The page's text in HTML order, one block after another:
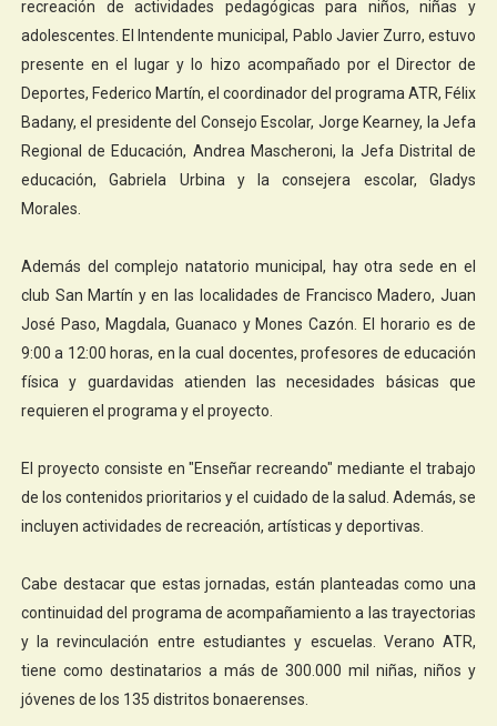
recreación de actividades pedagógicas para niños, niñas y
adolescentes. El Intendente municipal, Pablo Javier Zurro, estuvo
presente en el lugar y lo hizo acompañado por el Director de
Deportes, Federico Martín, el coordinador del programa ATR, Félix
Badany, el presidente del Consejo Escolar, Jorge Kearney, la Jefa
Regional de Educación, Andrea Mascheroni, la Jefa Distrital de
educación, Gabriela Urbina y la consejera escolar, Gladys
Morales.
Además del complejo natatorio municipal, hay otra sede en el
club San Martín y en las localidades de Francisco Madero, Juan
José Paso, Magdala, Guanaco y Mones Cazón. El horario es de
9:00 a 12:00 horas, en la cual docentes, profesores de educación
física y guardavidas atienden las necesidades básicas que
requieren el programa y el proyecto.
El proyecto consiste en "Enseñar recreando" mediante el trabajo
de los contenidos prioritarios y el cuidado de la salud. Además, se
incluyen actividades de recreación, artísticas y deportivas.
Cabe destacar que estas jornadas, están planteadas como una
continuidad del programa de acompañamiento a las trayectorias
y la revinculación entre estudiantes y escuelas. Verano ATR,
tiene como destinatarios a más de 300.000 mil niñas, niños y
jóvenes de los 135 distritos bonaerenses.